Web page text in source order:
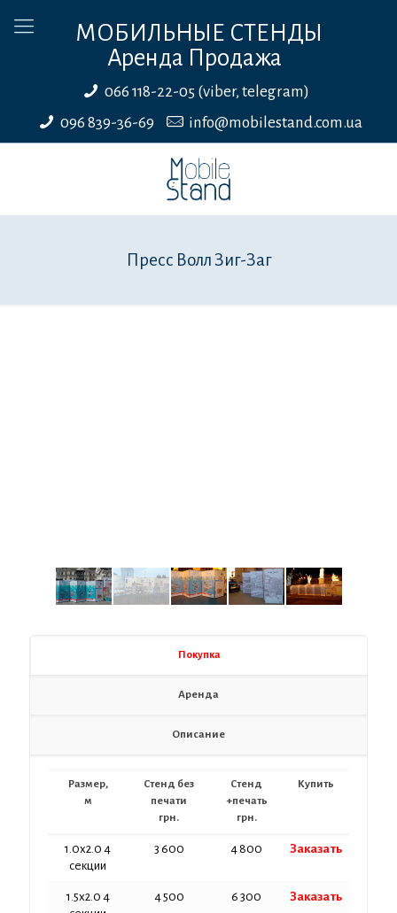
МОБИЛЬНЫЕ СТЕНДЫ
Аренда Продажа
066 118-22-05 (viber, telegram)
096 839-36-69
info@mobilestand.com.ua
Пресс Волл Зиг-Заг
Покупка
Аренда
Описание
Размер,
м
Стенд без
печати
грн.
Стенд
+печать
грн.
Купить
1.0х2.0 4
секции
3 600 4 800 Заказать
1.5х2.0 4
4 500 6 300 Заказать